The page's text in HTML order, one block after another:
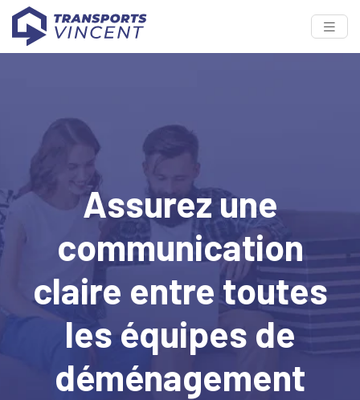
Assurez une
communication
claire entre toutes
les équipes de
déménagement